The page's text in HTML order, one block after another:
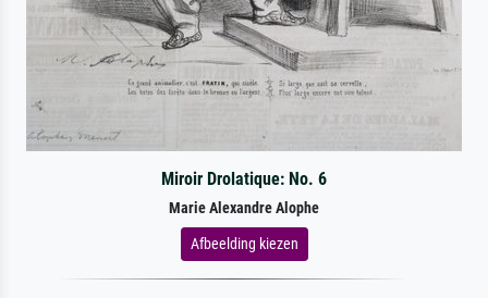
Miroir Drolatique: No. 6
Marie Alexandre Alophe
Afbeelding kiezen